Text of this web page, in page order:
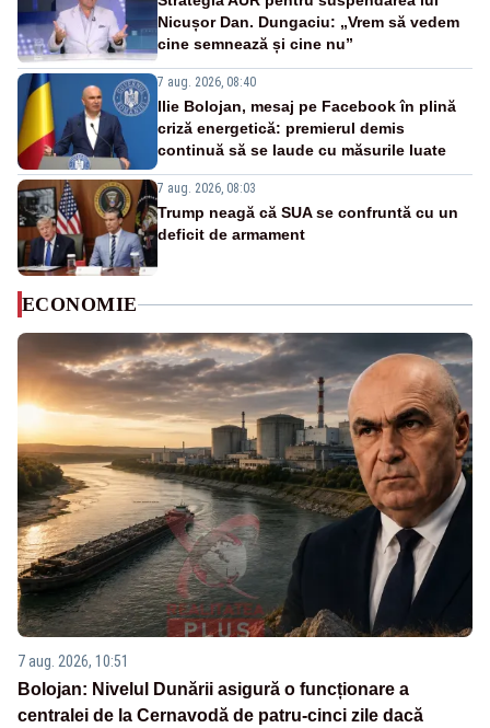
Nicușor Dan. Dungaciu: „Vrem să vedem
cine semnează și cine nu”
7 aug. 2026, 08:40
Ilie Bolojan, mesaj pe Facebook în plină
criză energetică: premierul demis
continuă să se laude cu măsurile luate
7 aug. 2026, 08:03
Trump neagă că SUA se confruntă cu un
deficit de armament
ECONOMIE
7 aug. 2026, 10:51
Bolojan: Nivelul Dunării asigură o funcționare a
centralei de la Cernavodă de patru-cinci zile dacă